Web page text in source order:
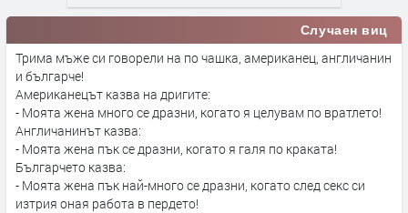
Случаен виц
Трима мъже си говорели на по чашка, американец, англичанин
и българче!
Американецът казва на дригите:
- Моята жена много се дразни, когато я целувам по вратлето!
Англичанинът казва:
- Моята жена пък се дразни, когато я галя по краката!
Българчето казва:
- Моята жена пък най-много се дразни, когато след секс си
изтрия оная работа в пердето!